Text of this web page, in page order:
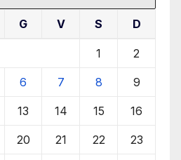
G V S D
1 2
6 7 8 9
13 14 15 16
20 21 22 23